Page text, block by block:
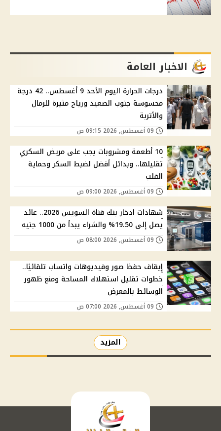
الاخبار العامة
درجات الحرارة اليوم الأحد 9 أغسطس.. 42 درجة
محسوسة جنوب الصعيد ورياح مثيرة للرمال
والأتربة
10 أطعمة ومشروبات يجب على مريض السكري
تقليلها.. وبدائل أفضل لضبط السكر وحماية
القلب
شهادات ادخار بنك قناة السويس 2026.. عائد
يصل إلى 19.50% والشراء يبدأ من 1000 جنيه
إيقاف حفظ صور وفيديوهات واتساب تلقائيًا..
خطوات تقليل استهلاك المساحة ومنع ظهور
الوسائط بالمعرض
المزيد